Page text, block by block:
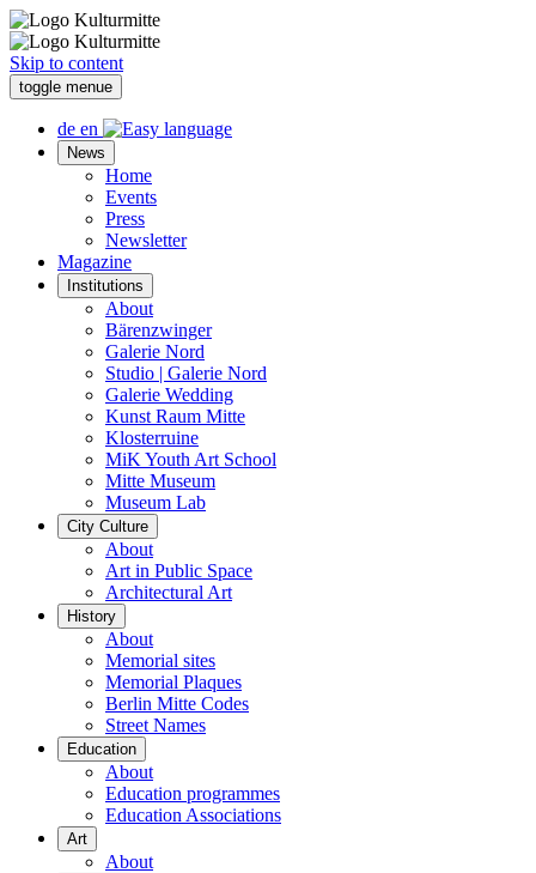
Skip to content
toggle menue
de en
News
Home
Events
Press
Newsletter
Magazine
Institutions
About
Bärenzwinger
Galerie Nord
Studio | Galerie Nord
Galerie Wedding
Kunst Raum Mitte
Klosterruine
MiK Youth Art School
Mitte Museum
Museum Lab
City Culture
About
Art in Public Space
Architectural Art
History
About
Memorial sites
Memorial Plaques
Berlin Mitte Codes
Street Names
Education
About
Education programmes
Education Associations
Art
About